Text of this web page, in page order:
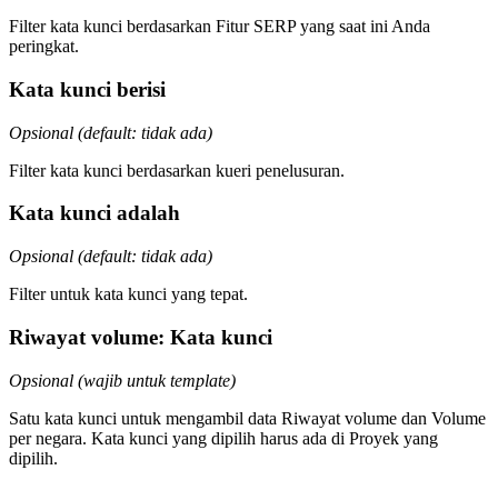
Filter kata kunci berdasarkan Fitur SERP yang saat ini Anda
peringkat.
Kata kunci berisi
Opsional (default: tidak ada)
Filter kata kunci berdasarkan kueri penelusuran.
Kata kunci adalah
Opsional (default: tidak ada)
Filter untuk kata kunci yang tepat.
Riwayat volume: Kata kunci
Opsional (wajib untuk template)
Satu kata kunci untuk mengambil data Riwayat volume dan Volume
per negara. Kata kunci yang dipilih harus ada di Proyek yang
dipilih.